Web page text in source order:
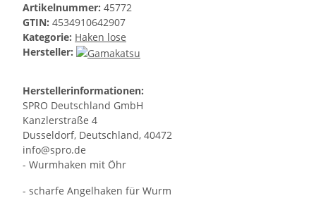
Artikelnummer: 45772
GTIN: 4534910642907
Kategorie: Haken lose
Hersteller:
Herstellerinformationen:
SPRO Deutschland GmbH
Kanzlerstraße 4
Dusseldorf, Deutschland, 40472
info@spro.de
- Wurmhaken mit Öhr
- scharfe Angelhaken für Wurm